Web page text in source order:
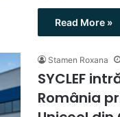
Read More »
Stamen Roxana
SYCLEF
România